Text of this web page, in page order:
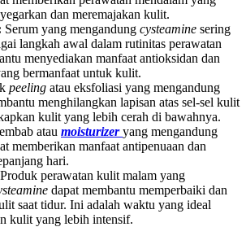
dan meremajakan kulit.
Serum yang mengandung cysteamine sering
langkah awal dalam rutinitas perawatan
menyediakan manfaat antioksidan dan
bermanfaat untuk kulit.
peeling atau eksfoliasi yang mengandung
menghilangkan lapisan atas sel-sel kulit
kulit yang lebih cerah di bawahnya.
atau moisturizer yang mengandung
memberikan manfaat antipenuaan dan
hari.
Produk perawatan kulit malam yang
dapat membantu memperbaiki dan
saat tidur. Ini adalah waktu yang ideal
kulit yang lebih intensif.